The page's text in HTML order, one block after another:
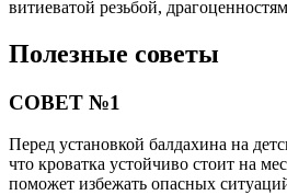
витиеватой резьбой,
Полезные советы
СОВЕТ №1
Перед установкой балдахина на
что кроватка устойчиво стоит на
поможет избежать опасных